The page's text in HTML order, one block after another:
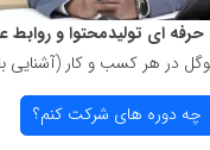
ای تولیدمحتوا و روابط
در هر كسب و كار (آشنایی
چه دوره های شركت كنم؟